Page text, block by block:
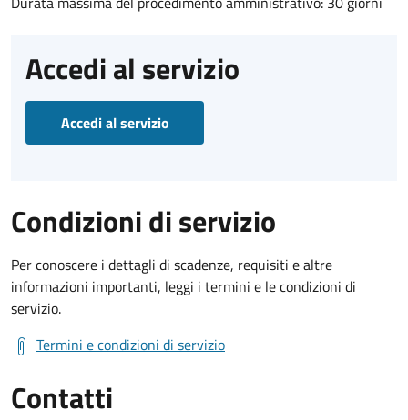
Accedi al servizio
Accedi al servizio
Condizioni di servizio
Per conoscere i dettagli di scadenze, requisiti e altre
informazioni importanti, leggi i termini e le condizioni di
servizio.
Termini e condizioni di servizio
Contatti